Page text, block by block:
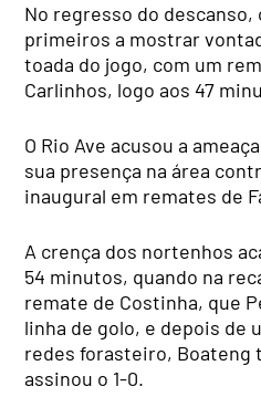
No regresso do
primeiros a mostrar
toada do jogo, com um
Carlinhos, logo aos 47
O Rio Ave acusou a
sua presença na área
inaugural em remates de
A crença dos nortenhos
54 minutos, quando na
remate de Costinha, que
linha de golo, e depois de
redes forasteiro, Boateng
assinou o 1-0.